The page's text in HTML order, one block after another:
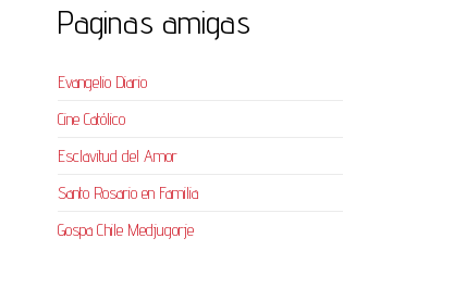
Paginas amigas
Evangelio Diario
Cine Católico
Esclavitud del Amor
Santo Rosario en Familia
Gospa Chile Medjugorje